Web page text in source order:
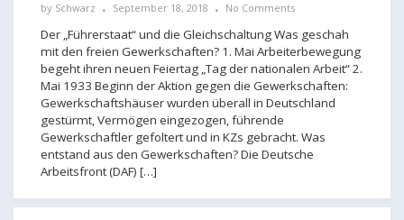
by Schwarz September 18, 2018 No Comments
Der „Führerstaat“ und die Gleichschaltung Was geschah
mit den freien Gewerkschaften? 1. Mai Arbeiterbewegung
begeht ihren neuen Feiertag „Tag der nationalen Arbeit“ 2.
Mai 1933 Beginn der Aktion gegen die Gewerkschaften:
Gewerkschaftshäuser wurden überall in Deutschland
gestürmt, Vermögen eingezogen, führende
Gewerkschaftler gefoltert und in KZs gebracht. Was
entstand aus den Gewerkschaften? Die Deutsche
Arbeitsfront (DAF) […]